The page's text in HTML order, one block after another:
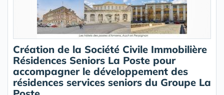
Création de la Société Civile Immobilière
Résidences Seniors La Poste pour
accompagner le développement des
résidences services seniors du Groupe La